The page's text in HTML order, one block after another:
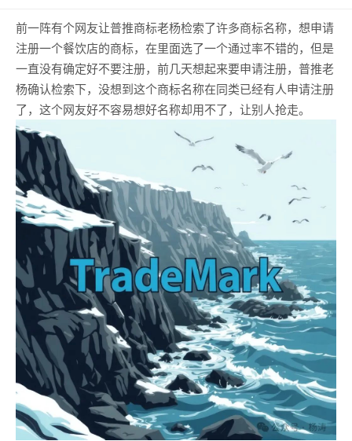
前一阵有个网友让普推商标老杨检索了许多商标名称，想申请
注册一个餐饮店的商标，在里面选了一个通过率不错的，但是
一直没有确定好不要注册，前几天想起来要申请注册，普推老
杨确认检索下，没想到这个商标名称在同类已经有人申请注册
了，这个网友好不容易想好名称却用不了，让别人抢走。